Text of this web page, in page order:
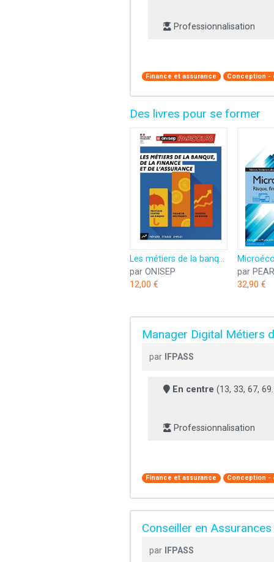
Professionnalisation
Finance et assurance Conception -
Des livres pour se former
Les métiers de la banque, de la finance et de l'assurance
par ONISEP
12,00 €
par
32,90 €
Manager Digital Métiers
par IFPASS
En centre (13, 33, 67,
Professionnalisation
Finance et assurance Conception -
Conseiller en
par IFPASS